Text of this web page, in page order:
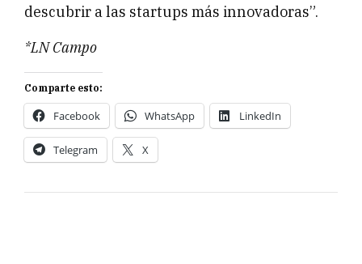
descubrir a las startups más innovadoras”.
*LN Campo
Comparte esto:
Facebook WhatsApp LinkedIn
Telegram X